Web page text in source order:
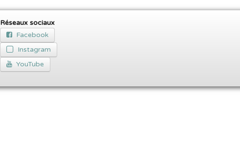
Réseaux sociaux
Facebook
Instagram
YouTube